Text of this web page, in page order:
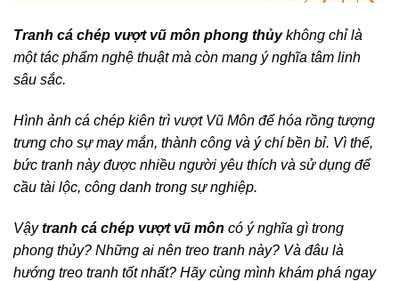
Tranh cá chép vượt vũ môn phong thủykhông chỉ là
một tác phẩm nghệ thuật mà còn mang ý nghĩa tâm linh
sâu sắc.
Hình ảnh cá chép kiên trì vượt Vũ Môn để hóa rồng tượng
trưng cho sự may mắn, thành công và ý chí bền bỉ. Vì thế,
bức tranh này được nhiều người yêu thích và sử dụng để
cầu tài lộc, công danh trong sự nghiệp.
Vậytranh cá chép vượt vũ môn có ý nghĩa gì trong
phong thủy? Những ai nên treo tranh này? Và đâu là
hướng treo tranh tốt nhất? Hãy cùng mình khám phá ngay